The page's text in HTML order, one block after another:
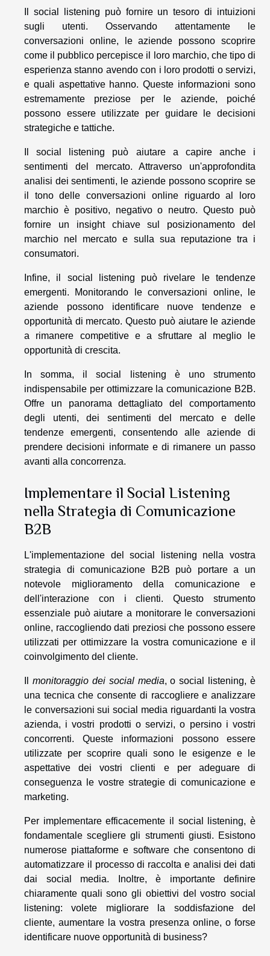
Il social listening può fornire un tesoro di intuizioni
sugli utenti. Osservando attentamente le
conversazioni online, le aziende possono scoprire
come il pubblico percepisce il loro marchio, che tipo di
esperienza stanno avendo con i loro prodotti o servizi,
e quali aspettative hanno. Queste informazioni sono
estremamente preziose per le aziende, poiché
possono essere utilizzate per guidare le decisioni
strategiche e tattiche.
Il social listening può aiutare a capire anche i
sentimenti del mercato. Attraverso un'approfondita
analisi dei sentimenti, le aziende possono scoprire se
il tono delle conversazioni online riguardo al loro
marchio è positivo, negativo o neutro. Questo può
fornire un insight chiave sul posizionamento del
marchio nel mercato e sulla sua reputazione tra i
consumatori.
Infine, il social listening può rivelare le tendenze
emergenti. Monitorando le conversazioni online, le
aziende possono identificare nuove tendenze e
opportunità di mercato. Questo può aiutare le aziende
a rimanere competitive e a sfruttare al meglio le
opportunità di crescita.
In somma, il social listening è uno strumento
indispensabile per ottimizzare la comunicazione B2B.
Offre un panorama dettagliato del comportamento
degli utenti, dei sentimenti del mercato e delle
tendenze emergenti, consentendo alle aziende di
prendere decisioni informate e di rimanere un passo
avanti alla concorrenza.
Implementare il Social Listening
nella Strategia di Comunicazione
B2B
L'implementazione del social listening nella vostra
strategia di comunicazione B2B può portare a un
notevole miglioramento della comunicazione e
dell'interazione con i clienti. Questo strumento
essenziale può aiutare a monitorare le conversazioni
online, raccogliendo dati preziosi che possono essere
utilizzati per ottimizzare la vostra comunicazione e il
coinvolgimento del cliente.
monitoraggio dei social media, o social listening, è
una tecnica che consente di raccogliere e analizzare
le conversazioni sui social media riguardanti la vostra
azienda, i vostri prodotti o servizi, o persino i vostri
concorrenti. Queste informazioni possono essere
utilizzate per scoprire quali sono le esigenze e le
aspettative dei vostri clienti e per adeguare di
conseguenza le vostre strategie di comunicazione e
marketing.
Per implementare efficacemente il social listening, è
fondamentale scegliere gli strumenti giusti. Esistono
numerose piattaforme e software che consentono di
automatizzare il processo di raccolta e analisi dei dati
dai social media. Inoltre, è importante definire
chiaramente quali sono gli obiettivi del vostro social
listening: volete migliorare la soddisfazione del
cliente, aumentare la vostra presenza online, o forse
identificare nuove opportunità di business?